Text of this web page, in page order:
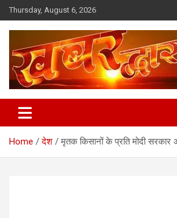
Skip
to
content
Thursday, August 6, 2026
Khabar Dwar
Home देश मृतक किसानों के प्रति मोदी